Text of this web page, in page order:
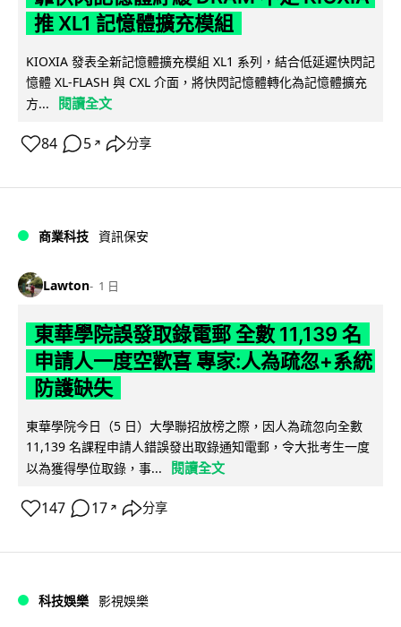
推 XL1 記憶體擴充模組
KIOXIA 發表全新記憶體擴充模組 XL1 系列，結合低延遲快閃記
憶體 XL-FLASH 與 CXL 介面，將快閃記憶體轉化為記憶體擴充
方...
閱讀全文
84 5 ↗ 分享
商業科技 資訊保安
Lawton 1 日
東華學院誤發取錄電郵 全數 11,139 名
申請人一度空歡喜 專家:人為疏忽+系統
防護缺失
東華學院今日（5 日）大學聯招放榜之際，因人為疏忽向全數
11,139 名課程申請人錯誤發出取錄通知電郵，令大批考生一度
以為獲得學位取錄，事...
閱讀全文
147 17 ↗ 分享
科技娛樂 影視娛樂